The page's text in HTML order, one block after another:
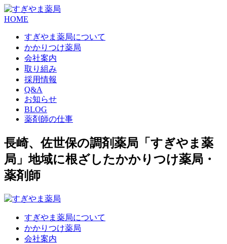
HOME
すぎやま薬局について
かかりつけ薬局
会社案内
取り組み
採用情報
Q&A
お知らせ
BLOG
薬剤師の仕事
長崎、佐世保の調剤薬局「すぎやま薬
局」地域に根ざしたかかりつけ薬局・
薬剤師
すぎやま薬局について
かかりつけ薬局
会社案内